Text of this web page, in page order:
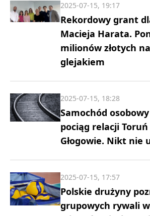
Rekordowy grant
Macieja Harata.
milionów złotych
glejakiem
2025-07-15, 19:17
Samochód
pociąg relacji
Głogowie. Nikt nie
2025-07-15, 18:28
Polskie drużyny
grupowych rywali
2025-07-15, 17:57